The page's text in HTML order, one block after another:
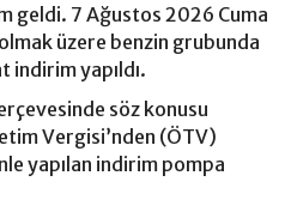
geldi. 7 Ağustos 2026 Cuma
üzere benzin grubunda
indirim yapıldı.
söz konusu
Vergisi’nden (ÖTV)
yapılan indirim pompa